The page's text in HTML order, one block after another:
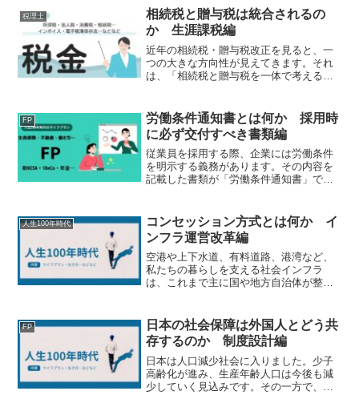
税理士
相続税と贈与税は統合されるの
か 生涯課税編
近年の相続税・贈与税改正を見ると、一
つの大きな方向性が見えてきます。それ
は、「相続税と贈与税を一体で考える」
れました。相続時精算課税制度も大幅に
使いやすくなりまし...
FP
労働条件通知書とは何か 採用時
に必ず交付すべき書類編
従業員を採用する際、企業には労働条件
を明示する義務があります。その内容を
記載した書類が「労働条件通知書」で
するための書類であり、後の労務トラブ
ルを防止する役割も果たしま...
人生100年時代
コンセッション方式とは何か イ
ンフラ運営改革編
空港や上下水道、有料道路、港湾など、
私たちの暮らしを支える社会インフラ
は、これまで主に国や地方自治体が整備
で、従来の仕組みだけでは持続的な運営
が難しくなっています。こうし...
FP
日本の社会保障は外国人とどう共
存するのか 制度設計編
日本は人口減少社会に入りました。少子
高齢化が進み、生産年齢人口は今後も減
少していく見込みです。その一方で、医